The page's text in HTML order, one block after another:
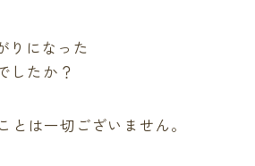
りになった
したか？
とは一切ございません。